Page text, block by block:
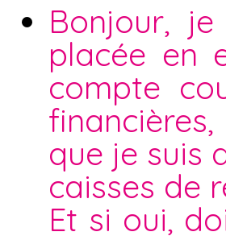
Bonjour,
placée en
compte
que je suis
caisses de
Et si oui,